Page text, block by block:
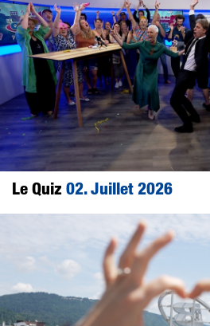
Le Quiz 02. Juillet 2026